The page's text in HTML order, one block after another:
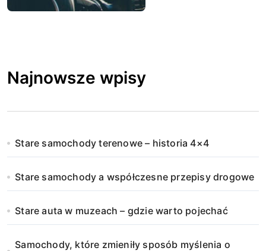
Najnowsze wpisy
Stare samochody terenowe – historia 4×4
Stare samochody a współczesne przepisy drogowe
Stare auta w muzeach – gdzie warto pojechać
Samochody, które zmieniły sposób myślenia o